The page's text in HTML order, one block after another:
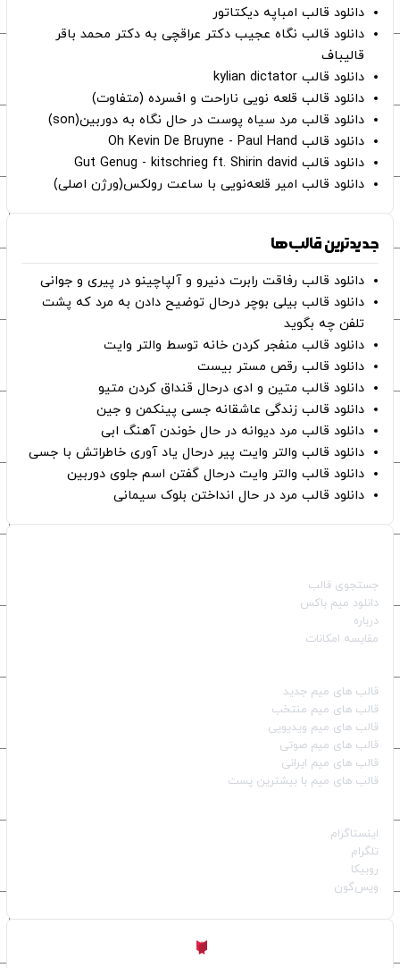
دانلود قالب امباپه دیکتاتور
دانلود قالب نگاه عجیب دکتر عراقچی به دکتر محمد باقر
قالیباف
دانلود قالب kylian dictator
دانلود قالب قلعه نویی ناراحت و افسرده (متفاوت)
دانلود قالب مرد سیاه پوست در حال نگاه به دوربین(son)
دانلود قالب Oh Kevin De Bruyne - Paul Hand
دانلود قالب Gut Genug - kitschrieg ft. Shirin david
دانلود قالب امیر قلعه‌نویی با ساعت رولکس(ورژن اصلی)
جدیدترین قالب‌ها
دانلود قالب رفاقت رابرت دنیرو و آلپاچینو در پیری و جوانی
دانلود قالب بیلی بوچر درحال توضیح دادن به مرد که پشت
تلفن چه بگوید
دانلود قالب منفجر کردن خانه توسط والتر وایت
دانلود قالب رقص مستر بیست
دانلود قالب متین و ادی درحال قنداق کردن متیو
دانلود قالب زندگی عاشقانه جسی پینکمن و جین
دانلود قالب مرد دیوانه در حال خوندن آهنگ ابی
دانلود قالب والتر وایت پیر درحال یاد آوری خاطراتش با جسی
دانلود قالب والتر وایت درحال گفتن اسم جلوی دوربین
دانلود قالب مرد در حال انداختن بلوک سیمانی
جستجوی قالب
دانلود میم باکس
درباره
مقایسه امکانات
قالب‌ های میم جدید
قالب‌ های میم منتخب
قالب‌ های میم ویدیویی
قالب‌ های میم صوتی
قالب‌ های میم ایرانی
قالب‌ های میم با بیشترین پست
اینستاگرام
تلگرام
روبیکا
ویس‌گون